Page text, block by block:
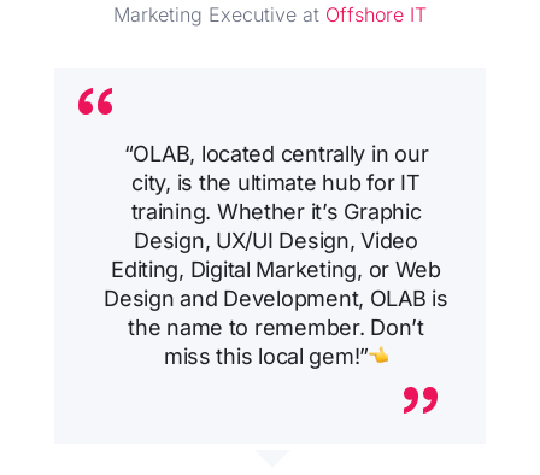
Marketing Executive at Offshore IT
“OLAB, located centrally in our
city, is the ultimate hub for IT
training. Whether it’s Graphic
Design, UX/UI Design, Video
Editing, Digital Marketing, or Web
Design and Development, OLAB is
the name to remember. Don’t
miss this local gem!”